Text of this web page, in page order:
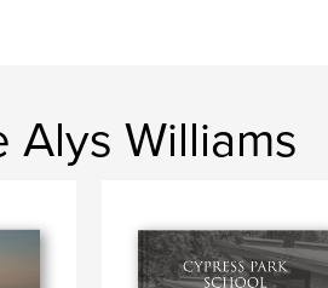
Alys Williams